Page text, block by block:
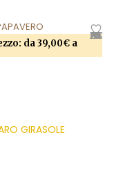
AGGIUNGI ALLA LISTA DEI DESIDERI
da 39,00€ a